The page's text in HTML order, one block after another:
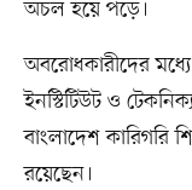
অচল হয়ে পড়ে।
অবরোধকারীদের
ইনস্টিটিউট ও
বাংলাদেশ কারিগরি
রয়েছেন।